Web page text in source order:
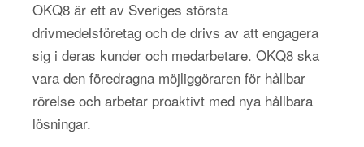
OKQ8 är ett av Sveriges största
drivmedelsföretag och de drivs av att engagera
sig i deras kunder och medarbetare. OKQ8 ska
vara den föredragna möjliggöraren för hållbar
rörelse och arbetar proaktivt med nya hållbara
lösningar.